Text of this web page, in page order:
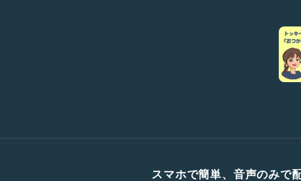
スマホで簡単、音声のみで